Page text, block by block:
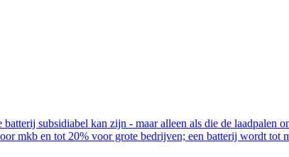
subsidiabel kan zijn - maar alleen als die de laadpalen
mkb en tot 20% voor grote bedrijven; een batterij wordt tot